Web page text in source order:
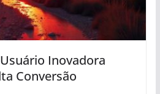
Inovadora
Conversão